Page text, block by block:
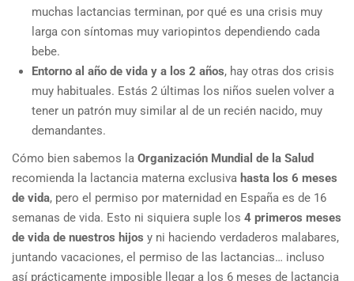
muchas lactancias terminan, por qué es una crisis muy
larga con síntomas muy variopintos dependiendo cada
bebe.
Entorno al año de vida y a los 2 años, hay otras dos crisis
muy habituales. Estás 2 últimas los niños suelen volver a
tener un patrón muy similar al de un recién nacido, muy
demandantes.
Cómo bien sabemos la Organización Mundial de la Salud
recomienda la lactancia materna exclusiva hasta los 6 meses
de vida, pero el permiso por maternidad en España es de 16
semanas de vida. Esto ni siquiera suple los 4 primeros meses
de vida de nuestros hijos y ni haciendo verdaderos malabares,
juntando vacaciones, el permiso de las lactancias… incluso
así prácticamente imposible llegar a los 6 meses de lactancia